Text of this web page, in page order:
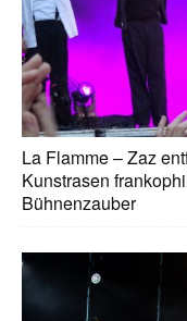
La Flamme – Zaz
Kunstrasen
Bühnenzauber